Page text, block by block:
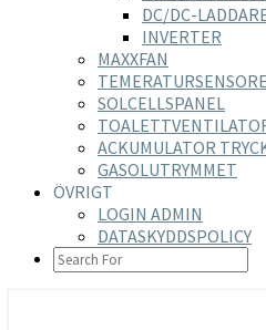
DC/DC-
INVERTER
MAXXFAN
SOLCELLSPANEL
ACKUMULATOR
GASOLUTRYMMET
ÖVRIGT
LOGIN ADMIN
DATASKYDDSPOLICY
SEARCH
ICON